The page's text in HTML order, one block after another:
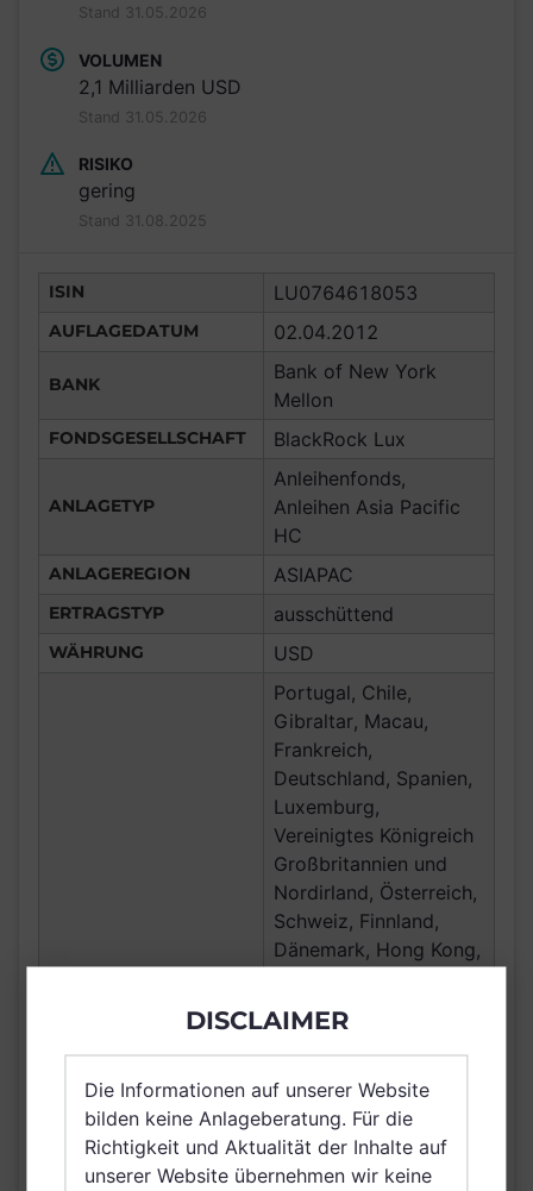
Stand 31.05.2026
VOLUMEN
2,1 Milliarden USD
Stand 31.05.2026
RISIKO
gering
Stand 31.08.2025
ISIN LU0764618053
AUFLAGEDATUM 02.04.2012
BANK
Bank of New York
Mellon
FONDSGESELLSCHAFT BlackRock Lux
ANLAGETYP
Anleihenfonds,
Anleihen Asia Pacific
HC
ANLAGEREGION ASIAPAC
ERTRAGSTYP ausschüttend
WÄHRUNG USD
Portugal, Chile,
Gibraltar, Macau,
Frankreich,
Deutschland, Spanien,
Luxemburg,
Vereinigtes Königreich
Großbritannien und
Nordirland, Österreich,
Schweiz, Finnland,
Dänemark, Hong Kong,
Irland, Korea
(Republik), Belgien,
Taiwan (Provinz
Chinas), Netherlands
(Kingdom of the),
Norwegen, Vereinigte
Arabische Emirate,
DISCLAIMER
Die Informationen auf unserer Website
bilden keine Anlageberatung. Für die
Richtigkeit und Aktualität der Inhalte auf
unserer Website übernehmen wir keine